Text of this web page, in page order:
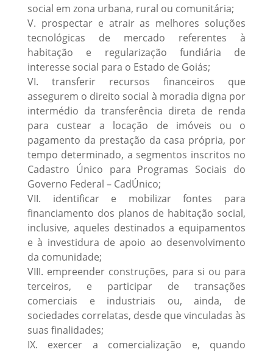
social em zona urbana, rural ou comunitária;
V. prospectar e atrair as melhores soluções
tecnológicas de mercado referentes à
habitação e regularização fundiária de
interesse social para o Estado de Goiás;
VI. transferir recursos financeiros que
assegurem o direito social à moradia digna por
intermédio da transferência direta de renda
para custear a locação de imóveis ou o
pagamento da prestação da casa própria, por
tempo determinado, a segmentos inscritos no
Cadastro Único para Programas Sociais do
Governo Federal – CadÚnico;
VII. identificar e mobilizar fontes para
financiamento dos planos de habitação social,
inclusive, aqueles destinados a equipamentos
e à investidura de apoio ao desenvolvimento
da comunidade;
VIII. empreender construções, para si ou para
terceiros, e participar de transações
comerciais e industriais ou, ainda, de
sociedades correlatas, desde que vinculadas às
suas finalidades;
IX. exercer a comercialização e, quando